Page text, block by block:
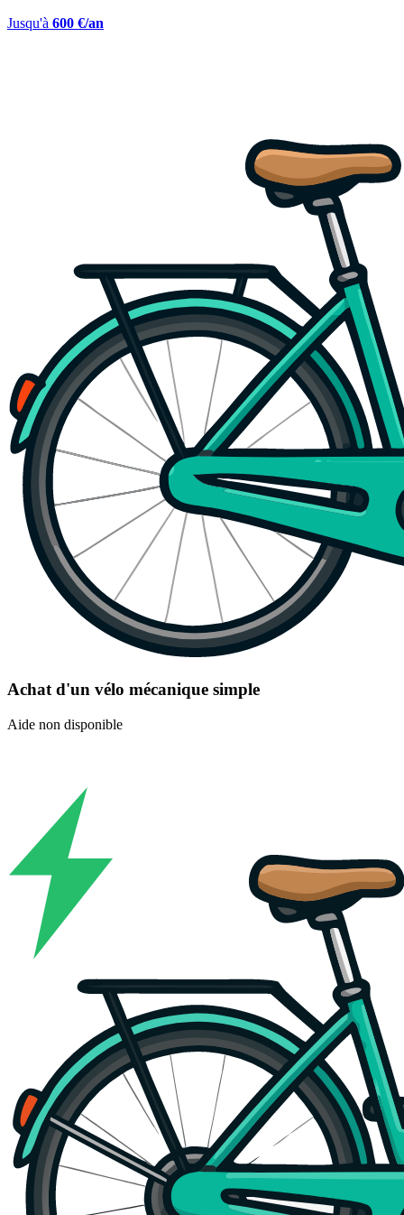
Jusqu'à 600 €/an
Achat d'un vélo mécanique simple
Aide non disponible